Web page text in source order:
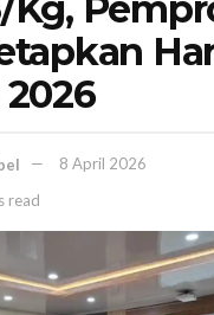
8 April 2026
read